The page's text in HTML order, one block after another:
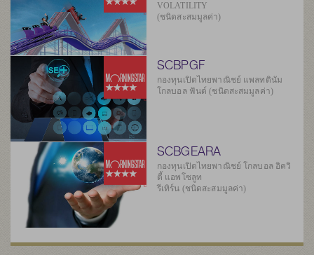
VOLATILITY
(ชนิดสะสมมูลค่า)
SCBPGF
กองทุนเปิดไทยพาณิชย์ แพลทตินัม
โกลบอล ฟันด์ (ชนิดสะสมมูลค่า)
SCBGEARA
กองทุนเปิดไทยพาณิชย์ โกลบอล อิควิ
ตี้ แอพโซลูท
รีเทิร์น (ชนิดสะสมมูลค่า)